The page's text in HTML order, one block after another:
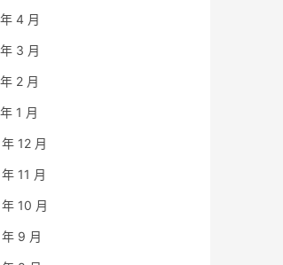
4 月
3 月
2 月
1 月
12 月
11 月
10 月
9 月